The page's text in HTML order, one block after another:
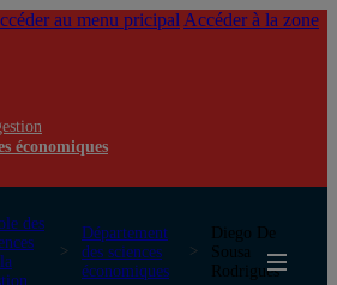
au menu pricipal Accéder à la zone
économiques
des
Département
des sciences
économiques
Diego De
Sousa
Rodrigues